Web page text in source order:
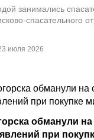
июля 2026
занимались
спасательного
обманули на
при